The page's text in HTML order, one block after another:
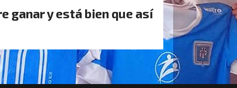
ganar y está bien que así